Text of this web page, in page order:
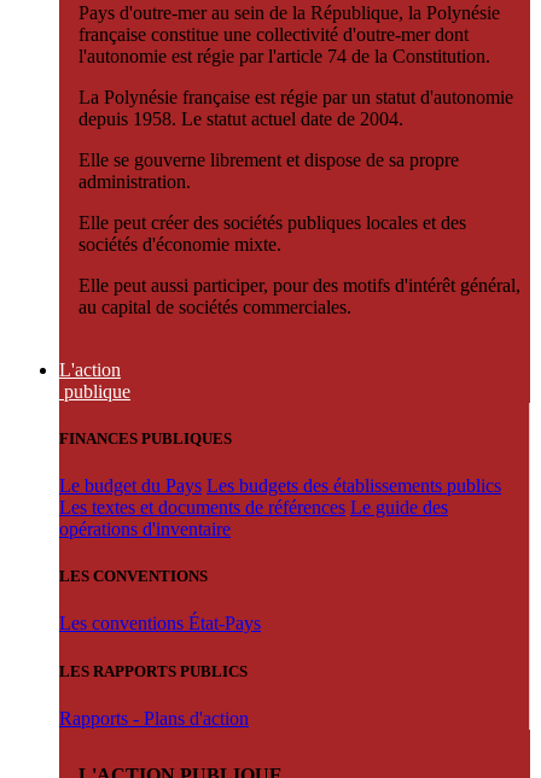
Pays d'outre-mer au sein de la République, la Polynésie
française constitue une collectivité d'outre-mer dont
l'autonomie est régie par l'article 74 de la Constitution.
La Polynésie française est régie par un statut d'autonomie
depuis 1958. Le statut actuel date de 2004.
Elle se gouverne librement et dispose de sa propre
administration.
Elle peut créer des sociétés publiques locales et des
sociétés d'économie mixte.
Elle peut aussi participer, pour des motifs d'intérêt général,
au capital de sociétés commerciales.
L'action
publique
FINANCES PUBLIQUES
Le budget du Pays Les budgets des établissements publics
Les textes et documents de références Le guide des
opérations d'inventaire
LES CONVENTIONS
Les conventions État-Pays
LES RAPPORTS PUBLICS
Rapports - Plans d'action